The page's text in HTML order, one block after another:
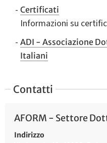
Certificati
Informazioni su
ADI - Associazione
Italiani
Contatti
AFORM - Settore
Indirizzo